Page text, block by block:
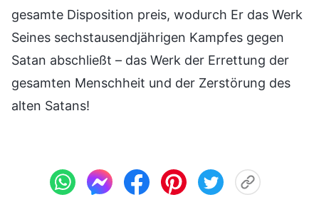
gesamte Disposition preis, wodurch Er das Werk
Seines sechstausendjährigen Kampfes gegen
Satan abschließt – das Werk der Errettung der
gesamten Menschheit und der Zerstörung des
alten Satans!